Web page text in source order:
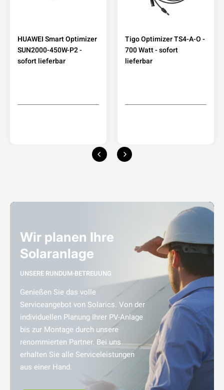
HUAWEI Smart Optimizer
SUN2000-450W-P2 -
sofort lieferbar
Tigo Optimizer TS4-A-O -
700 Watt - sofort
lieferbar
Wir planen Ihre
Solaranlage
UNSERE RUNDUM-BETREUUNG
Genießen Sie das volle
Serviceangebot von Solarics. Von der
individuellen Planung Ihrer PV-Anlage
bis zur Montage durch unsere
renommierten Partner. Bei uns
erhalten Sie alle Serviceleistungen
aus einer Hand.